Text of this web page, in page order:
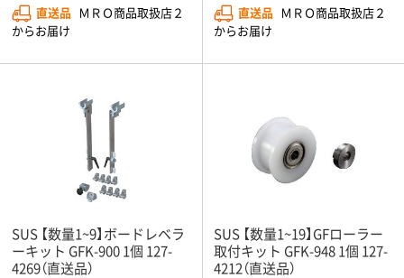
直送品 ＭＲＯ商品取扱店２
からお届け
直送品 ＭＲＯ商品取扱店２
からお届け
SUS 【数量1~9】ボードレベラ
ーキット GFK-900 1個 127-
4269（直送品）
SUS 【数量1~19】GFローラー
取付キット GFK-948 1個 127-
4212（直送品）